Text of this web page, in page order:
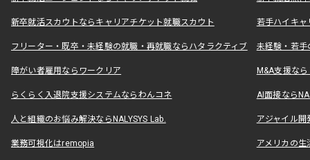
新卒就活スカウトならキャリアチケット就職スカウト 若手ハイキ
フリーター・既卒・未経験の就職・再就職ならハタラクティブ 未経験・若手
障がい者雇用ならワークリア M&A支援な
らくらく入退院支援システムならわんコネ AI面接なら
人と組織のお悩み解決ならNALYSYS Lab. アジャイル
業務可視化はremopia アメリカの